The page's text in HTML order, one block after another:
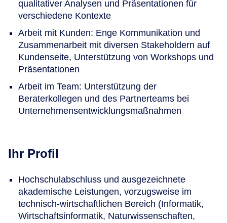
qualitativer Analysen und Präsentationen für
verschiedene Kontexte
Arbeit mit Kunden: Enge Kommunikation und
Zusammenarbeit mit diversen Stakeholdern auf
Kundenseite, Unterstützung von Workshops und
Präsentationen
Arbeit im Team: Unterstützung der
Beraterkollegen und des Partnerteams bei
Unternehmensentwicklungsmaßnahmen
Ihr Profil
Hochschulabschluss und ausgezeichnete
akademische Leistungen, vorzugsweise im
technisch-wirtschaftlichen Bereich (Informatik,
Wirtschaftsinformatik, Naturwissenschaften,